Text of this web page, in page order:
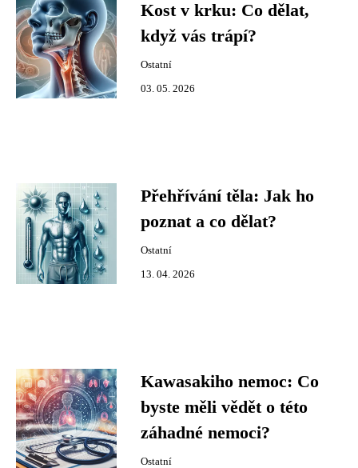
Kost v krku: Co dělat,
když vás trápí?
Ostatní
03. 05. 2026
Přehřívání těla: Jak ho
poznat a co dělat?
Ostatní
13. 04. 2026
Kawasakiho nemoc: Co
byste měli vědět o této
záhadné nemoci?
Ostatní